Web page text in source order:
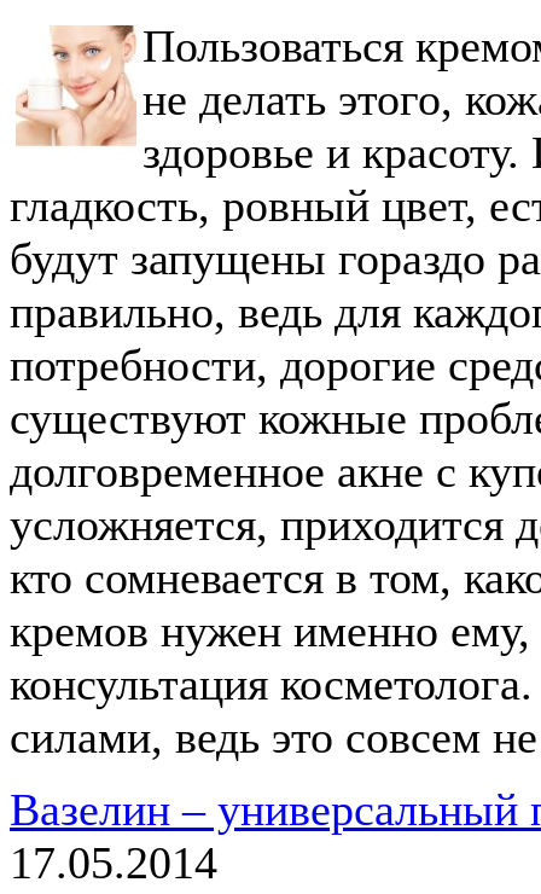
Пользоваться
не делать этого,
здоровье и
гладкость, ровный цвет,
будут запущены гораздо
правильно, ведь для
потребности, дорогие
существуют кожные
долговременное акне с
усложняется, приходится
кто сомневается в том,
кремов нужен именно ему,
консультация
силами, ведь это совсем
Вазелин – универсальный
17.05.2014